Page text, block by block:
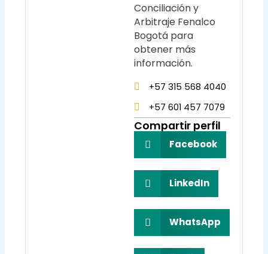
Conciliación y
Arbitraje Fenalco
Bogotá para
obtener más
información.
+57 315 568 4040
+57 601 457 7079
Compartir perfil
Facebook
LinkedIn
WhatsApp